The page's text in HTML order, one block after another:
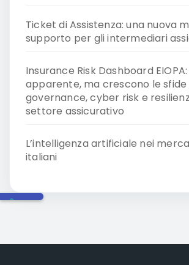
Ticket di Assistenza: una nuova
supporto per gli intermediari
Insurance Risk Dashboard
apparente, ma crescono le
governance, cyber risk e
settore assicurativo
L’intelligenza artificiale nei
italiani